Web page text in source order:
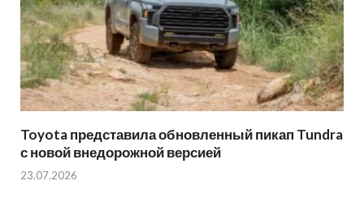
Toyota представила обновленный пикап Tundra
с новой внедорожной версией
23.07.2026